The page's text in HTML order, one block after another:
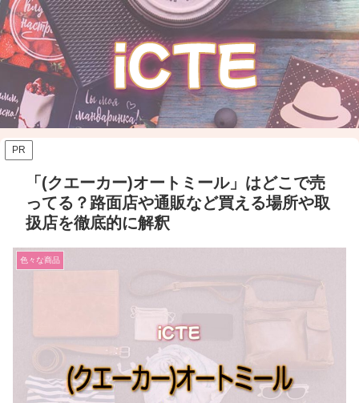
PR
「(クエーカー)オートミール」はどこで売
ってる？路面店や通販など買える場所や取
扱店を徹底的に解釈
色々な商品